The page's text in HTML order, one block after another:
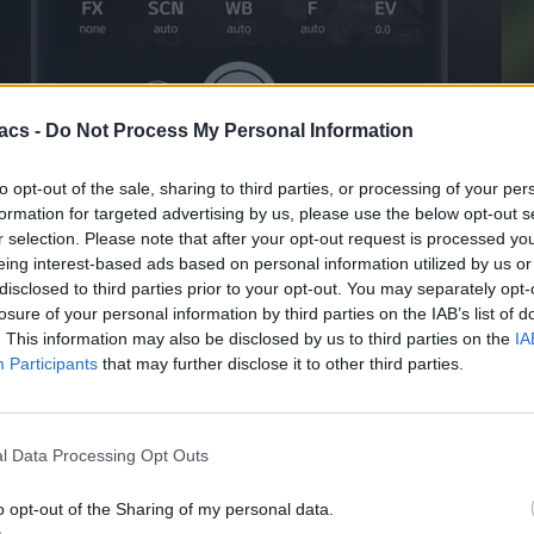
- Do Not Process My Personal Information
opt-out of the sale, sharing to third parties, or processing of your
for targeted advertising by us, please use the below opt-out
selection. Please note that after your opt-out request is processed
interest-based ads based on personal information utilized by us
to third parties prior to your opt-out. You may separately
of your personal information by third parties on the IAB’s list of
This information may also be disclosed by us to third parties on the
Participants that may further disclose it to other third parties.
Data Processing Opt Outs
opt-out of the Sharing of my personal data.
το ProCam X. Πάντως, τη στιγμή που γράφεται το άρθρο,
την εφαρμογή μία φορά, θα μπορείς να την περάσεις δωρεάν
μετατρέπει το smartphone σε επαγγελματική φωτογραφική
και άλλα. Αναλυτικά η λίστα με τα χαρακτηριστικά και τα